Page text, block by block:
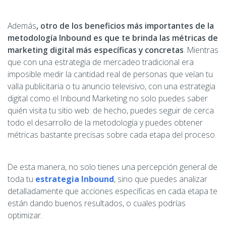
Además, otro de los beneficios más importantes de la
metodología Inbound es que te brinda las métricas de
marketing digital más específicas y concretas. Mientras
que con una estrategia de mercadeo tradicional era
imposible medir la cantidad real de personas que veían tu
valla publicitaria o tu anuncio televisivo, con una estrategia
digital como el Inbound Marketing no solo puedes saber
quién visita tu sitio web: de hecho, puedes seguir de cerca
todo el desarrollo de la metodología y puedes obtener
métricas bastante precisas sobre cada etapa del proceso.
De esta manera, no solo tienes una percepción general de
toda tu estrategia Inbound, sino que puedes analizar
detalladamente que acciones específicas en cada etapa te
están dando buenos resultados, o cuales podrías
optimizar.